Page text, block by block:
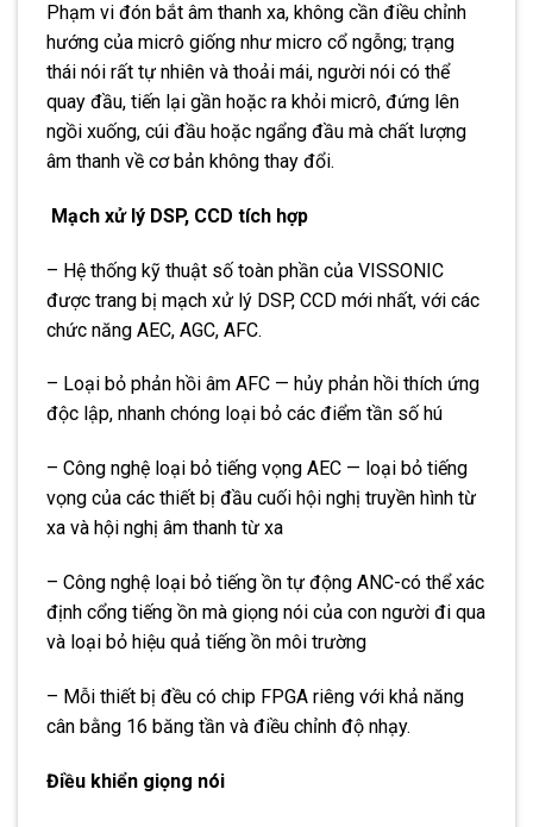
Phạm vi đón bắt âm thanh xa, không cần điều chỉnh
hướng của micrô giống như micro cổ ngỗng; trạng
thái nói rất tự nhiên và thoải mái, người nói có thể
quay đầu, tiến lại gần hoặc ra khỏi micrô, đứng lên
ngồi xuống, cúi đầu hoặc ngẩng đầu mà chất lượng
âm thanh về cơ bản không thay đổi.
Mạch xử lý DSP, CCD tích hợp
– Hệ thống kỹ thuật số toàn phần của VISSONIC
được trang bị mạch xử lý DSP, CCD mới nhất, với các
chức năng AEC, AGC, AFC.
– Loại bỏ phản hồi âm AFC — hủy phản hồi thích ứng
độc lập, nhanh chóng loại bỏ các điểm tần số hú
– Công nghệ loại bỏ tiếng vọng AEC — loại bỏ tiếng
vọng của các thiết bị đầu cuối hội nghị truyền hình từ
xa và hội nghị âm thanh từ xa
– Công nghệ loại bỏ tiếng ồn tự động ANC-có thể xác
định cổng tiếng ồn mà giọng nói của con người đi qua
và loại bỏ hiệu quả tiếng ồn môi trường
– Mỗi thiết bị đều có chip FPGA riêng với khả năng
cân bằng 16 băng tần và điều chỉnh độ nhạy.
Điều khiển giọng nói